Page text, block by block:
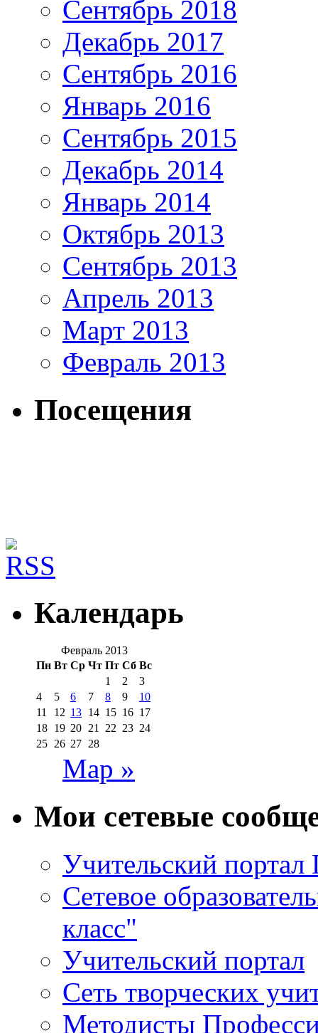
Сентябрь 2018
Декабрь 2017
Сентябрь 2016
Январь 2016
Сентябрь 2015
Декабрь 2014
Январь 2014
Октябрь 2013
Сентябрь 2013
Апрель 2013
Март 2013
Февраль 2013
Посещения
Календарь
Февраль 2013
Пн Вт Ср Чт Пт Сб Вс
1
2
3
4
5 6 7 8 9
10
11
12 13 14 15 16 17
18 19 20 21 22 23 24
25 26 27 28
Мар »
Мои сетевые
Учительский
Сетевое
класс"
Учительский портал
Сеть творческих
Методисты